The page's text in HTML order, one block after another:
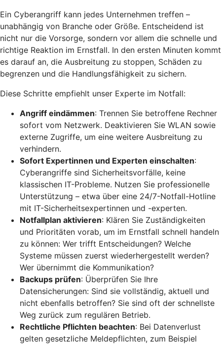
Ein Cyberangriff kann jedes Unternehmen treffen –
unabhängig von Branche oder Größe. Entscheidend ist
nicht nur die Vorsorge, sondern vor allem die schnelle und
richtige Reaktion im Ernstfall. In den ersten Minuten kommt
es darauf an, die Ausbreitung zu stoppen, Schäden zu
begrenzen und die Handlungsfähigkeit zu sichern.
Diese Schritte empfiehlt unser Experte im Notfall:
Angriff eindämmen: Trennen Sie betroffene Rechner
sofort vom Netzwerk. Deaktivieren Sie WLAN sowie
externe Zugriffe, um eine weitere Ausbreitung zu
verhindern.
Sofort Expertinnen und Experten einschalten:
Cyberangriffe sind Sicherheitsvorfälle, keine
klassischen IT-Probleme. Nutzen Sie professionelle
Unterstützung – etwa über eine 24/7-Notfall-Hotline
mit IT-Sicherheitsexpertinnen und -experten.
Notfallplan aktivieren: Klären Sie Zuständigkeiten
und Prioritäten vorab, um im Ernstfall schnell handeln
zu können: Wer trifft Entscheidungen? Welche
Systeme müssen zuerst wiederhergestellt werden?
Wer übernimmt die Kommunikation?
Backups prüfen: Überprüfen Sie Ihre
Datensicherungen: Sind sie vollständig, aktuell und
nicht ebenfalls betroffen? Sie sind oft der schnellste
Weg zurück zum regulären Betrieb.
Rechtliche Pflichten beachten: Bei Datenverlust
gelten gesetzliche Meldepflichten, zum Beispiel